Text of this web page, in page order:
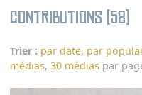
Contributions (58)
Trier : par date, par
médias,30 médias par